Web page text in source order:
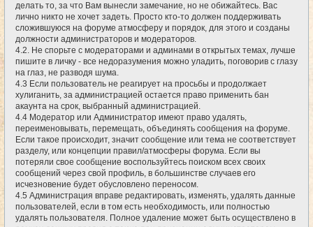
делать то, за что Вам вынесли замечание, но не обижайтесь. Вас
лично никто не хочет задеть. Просто кто-то должен поддерживать
сложившуюся на форуме атмосферу и порядок, для этого и созданы
должности администраторов и модераторов.
4.2. Не спорьте с модераторами и админами в открытых темах, лучше
пишите в личку - все недоразумения можно уладить, поговорив с глазу
на глаз, не разводя шума.
4.3 Если пользователь не реагирует на просьбы и продолжает
хулиганить, за администрацией остается право применить бан
акаунта на срок, выбранный администрацией.
4.4 Модератор или Администратор имеют право удалять,
переименовывать, перемещать, объединять сообщения на форуме.
Если такое происходит, значит сообщение или тема не соответствует
разделу, или концепции правил/атмосферы форума. Если вы
потеряли свое сообщение воспользуйтесь поиском всех своих
сообщений через свой профиль, в большинстве случаев его
исчезновение будет обусловлено переносом.
4.5 Администрация вправе редактировать, изменять, удалять данные
пользователей, если в том есть необходимость, или полностью
удалять пользователя. Полное удаление может быть осуществлено в